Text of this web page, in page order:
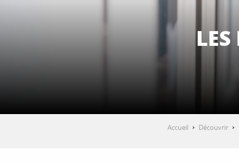
Accueil Découvrir